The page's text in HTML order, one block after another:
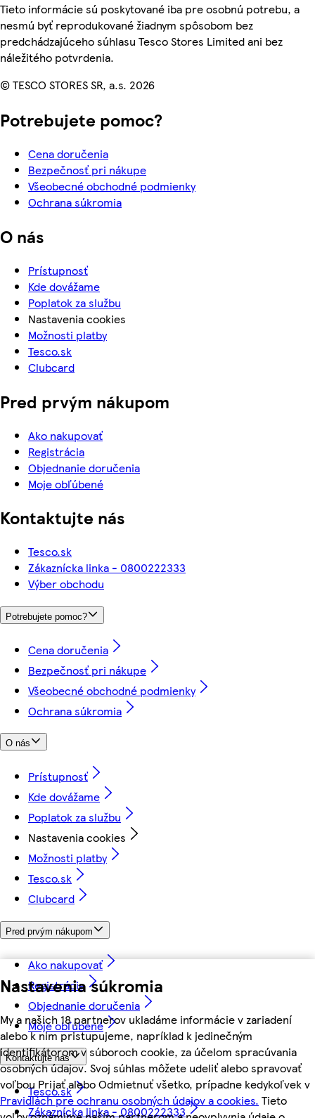
Nastavenia súkromia
My a našich 18 partnerov ukladáme informácie v zariadení
alebo k nim pristupujeme, napríklad k jedinečným
identifikátorom v súboroch cookie, za účelom spracúvania
osobných údajov. Svoj súhlas môžete udeliť alebo spravovať
voľbou Prijať alebo Odmietnuť všetko, prípadne kedykoľvek v
Pravidlách pre ochranu osobných údajov a cookies. Tieto
Tieto informácie sú poskytované iba pre osobnú potrebu, a
nesmú byť reprodukované žiadnym spôsobom bez
predchádzajúceho súhlasu Tesco Stores Limited ani bez
náležitého potvrdenia.
© TESCO STORES SR, a.s. 2026
Potrebujete pomoc?
Cena doručenia
Bezpečnosť pri nákupe
Všeobecné obchodné podmienky
Ochrana súkromia
O nás
Prístupnosť
Kde dovážame
Poplatok za službu
Nastavenia cookies
Možnosti platby
Tesco.sk
Clubcard
Pred prvým nákupom
Ako nakupovať
Registrácia
Objednanie doručenia
Moje obľúbené
Kontaktujte nás
Tesco.sk
Zákaznícka linka - 0800222333
Výber obchodu
Potrebujete pomoc?
Cena doručenia
Bezpečnosť pri nákupe
Všeobecné obchodné podmienky
Ochrana súkromia
O nás
Prístupnosť
Kde dovážame
Poplatok za službu
Nastavenia cookies
Možnosti platby
Tesco.sk
Clubcard
Pred prvým nákupom
Ako nakupovať
Registrácia
Objednanie doručenia
Moje obľúbené
Kontaktujte nás
Tesco.sk
Zákaznícka linka - 0800222333